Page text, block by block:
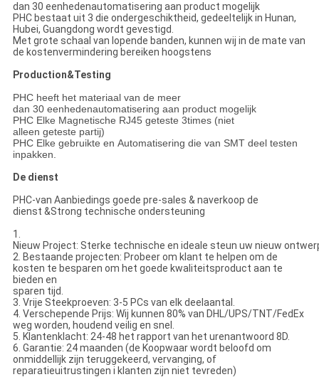
dan 30 eenhedenautomatisering aan product mogelijk
PHC bestaat uit 3 die ondergeschiktheid, gedeeltelijk in Hunan,
Hubei, Guangdong wordt gevestigd.
Met grote schaal van lopende banden, kunnen wij in de mate van
de kostenvermindering bereiken hoogstens
Production&Testing
PHC heeft het materiaal van de meer
dan 30 eenhedenautomatisering aan product mogelijk
PHC Elke Magnetische RJ45 geteste 3times (niet
alleen geteste partij)
PHC Elke gebruikte en Automatisering die van SMT deel testen
inpakken.
De dienst
PHC-van Aanbiedings goede pre-sales & naverkoop de
dienst &Strong technische ondersteuning
1.
Nieuw Project: Sterke technische en ideale steun uw nieuw
2. Bestaande projecten: Probeer om klant te helpen om de
kosten te besparen om het goede kwaliteitsproduct aan te
bieden en
sparen tijd.
3. Vrije Steekproeven: 3-5 PCs van elk deelaantal.
4. Verschepende Prijs: Wij kunnen 80% van DHL/UPS/TNT/FedEx
weg worden, houdend veilig en snel.
5. Klantenklacht: 24-48 het rapport van het urenantwoord 8D.
6. Garantie: 24 maanden (de Koopwaar wordt beloofd om
onmiddellijk zijn teruggekeerd, vervanging, of
reparatieuitrustingen i klanten zijn niet tevreden)